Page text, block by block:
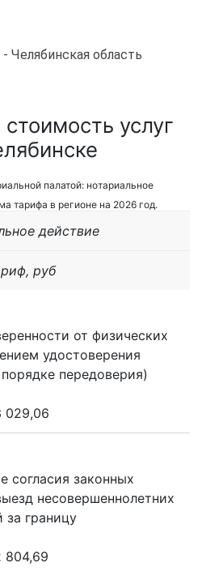
- Челябинская область
услуг
палатой: нотариальное
тарифа в регионе на 2026 год.
действие
руб
от физических
удостоверения
передоверия)
029,06
согласия законных
несовершеннолетних
за границу
804,69